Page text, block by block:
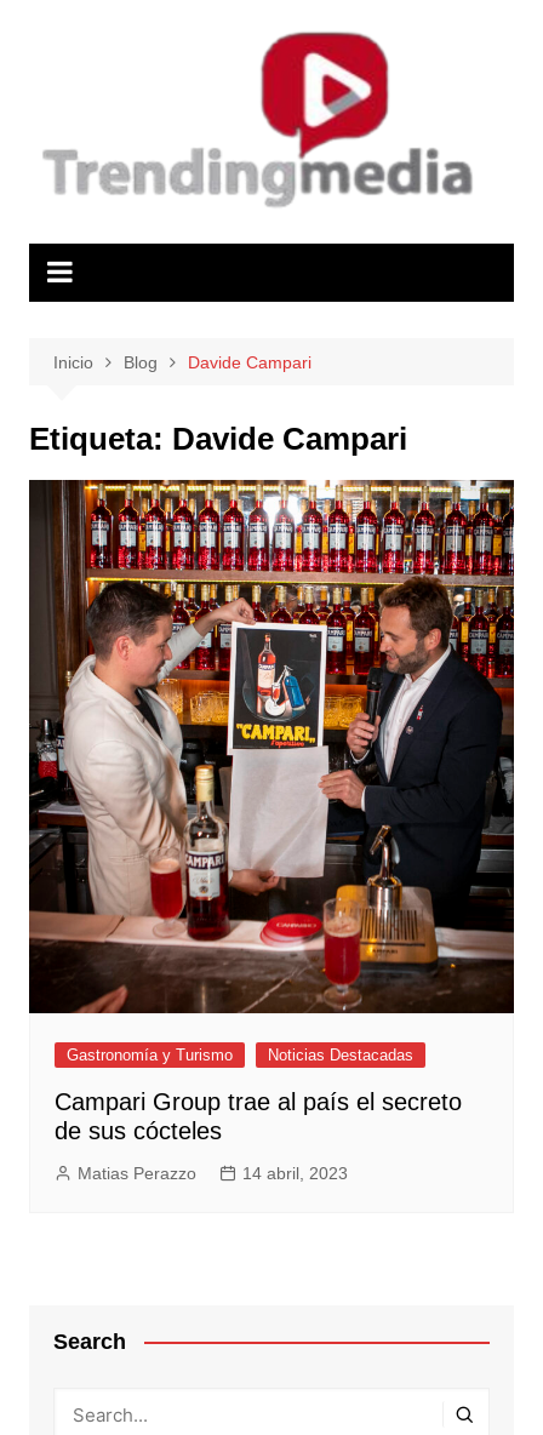
Inicio Blog Davide Campari
Etiqueta: Davide Campari
Gastronomía y Turismo Noticias Destacadas
Campari Group trae al país el secreto
de sus cócteles
Matias Perazzo 14 abril, 2023
Search